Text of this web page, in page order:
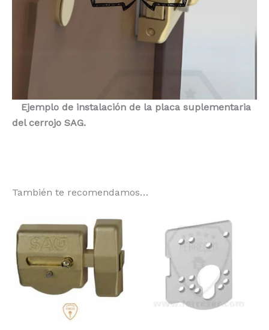
Ejemplo de instalación de la placa suplementaria
del cerrojo SAG.
También te recomendamos…